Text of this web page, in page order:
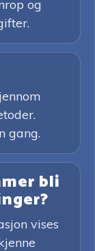
og
gang.
bli
vises